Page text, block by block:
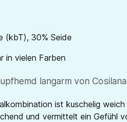
(kbT), 30% Seide
in vielen Farben
langarm von
ist kuschelig
und vermittelt ein Gefühl